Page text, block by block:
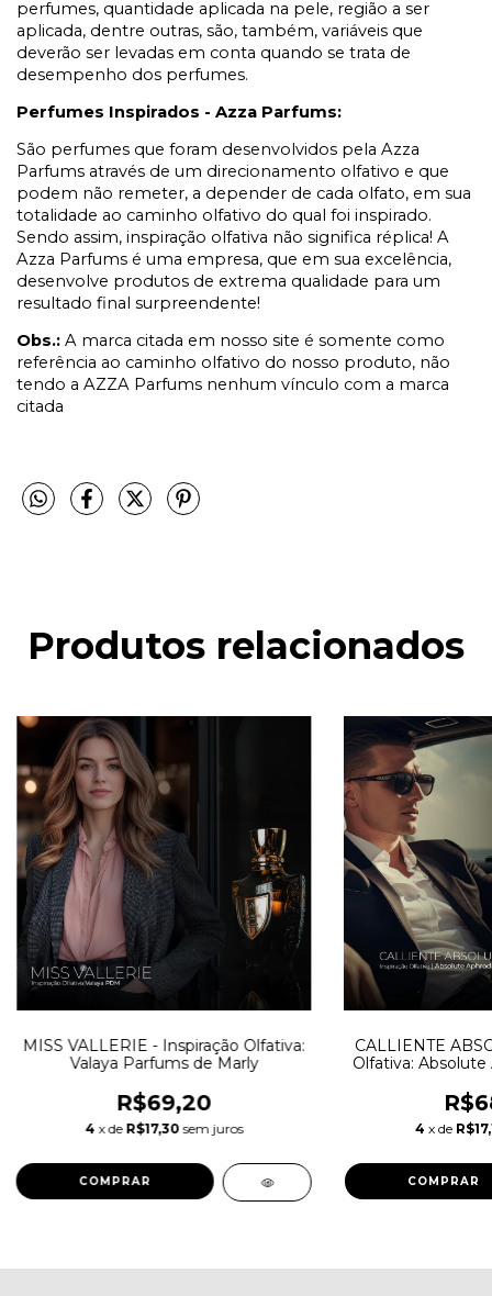
perfumes, quantidade aplicada na pele, região a ser
aplicada, dentre outras, são, também, variáveis que
deverão ser levadas em conta quando se trata de
desempenho dos perfumes.
Perfumes Inspirados - Azza Parfums:
São perfumes que foram desenvolvidos pela Azza
Parfums através de um direcionamento olfativo e que
podem não remeter, a depender de cada olfato, em sua
totalidade ao caminho olfativo do qual foi inspirado.
Sendo assim, inspiração olfativa não significa réplica! A
Azza Parfums é uma empresa, que em sua excelência,
desenvolve produtos de extrema qualidade para um
resultado final surpreendente!
Obs.: A marca citada em nosso site é somente como
referência ao caminho olfativo do nosso produto, não
tendo a AZZA Parfums nenhum vínculo com a marca
citada
Produtos relacionados
MISS VALLERIE - Inspiração Olfativa:
Valaya Parfums de Marly
R$69,20
4 x de R$17,30 sem juros
COMPRAR
CALLIENTE
Olfativa:
4 x de
COMPRAR